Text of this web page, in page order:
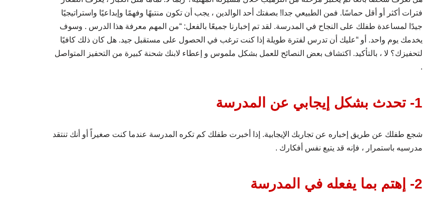
فترات أكثر أو أقل حماسًا. فمن الطبيعي جدا! بصفتك أحد الوالدين ، يجب أن تكون منتبهًا وفهمًا وإبداعيًا واستراتيجيًا
جيدًا لمساعدة طفلك على النجاح في المدرسة. لقد تم إخبارنا جميعًا بالفعل: “من المهم معرفة هذا الدرس . وسوف
يخدمك يوم واحد. أو “عليك أن تدرس لفترة طويلة إذا كنت ترغب في الحصول على مستقبل جيد. هل كان ذلك كافيًا
لتحفيزك؟ لا ، بالتأكيد. اكتشاف بعض النصائح للعمل بشكل ملموس و إعطاء لابنك شحنة كبيرة من التحفيز المتواصل
.
1- تحدث بشكل إيجابي عن المدرسة
شجع طفلك عن طريق إخباره عن تجاربك الإيجابية. إذا أخبرت طفلك كم تكره المدرسة عندما كنت صغيراً أو أنك تنتقد
مدرسيه باستمرار ، فإنه قد يتيع نفس أفكارك .
2- إهتم بما يفعله في المدرسة